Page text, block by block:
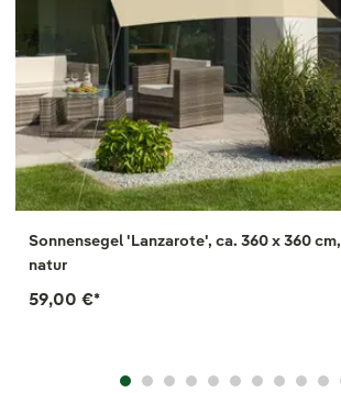
Sonnensegel 'Lanzarote', ca. 360 x 360 cm,
natur
59,00 €*